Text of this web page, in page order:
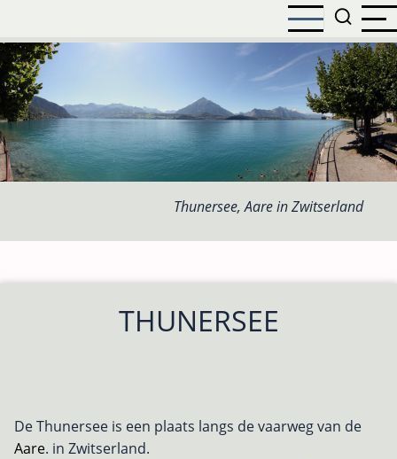
naar
de
inhoud
gaan
Thunersee, Aare in Zwitserland
THUNERSEE
De Thunersee is een plaats langs de vaarweg van de
Aare. in Zwitserland.